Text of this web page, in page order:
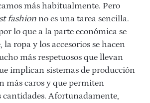
más habitualmente. Pero
fashion no es una tarea sencilla.
lo que a la parte económica se
la ropa y los accesorios se hacen
más respetuosos que llevan
implican sistemas de producción
más caros y que permiten
Afortunadamente,